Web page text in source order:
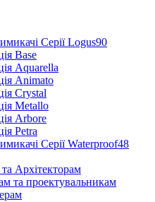
Серії Logus90
Base
Aquarella
Animato
Crystal
Metallo
Arbore
Petra
Серії Waterproof48
Архітекторам
та проектувальникам